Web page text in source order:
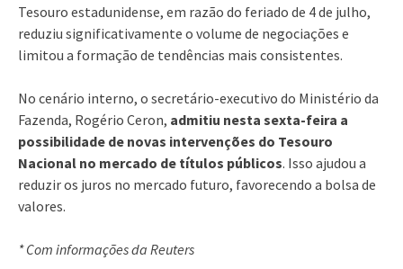
Tesouro estadunidense, em razão do feriado de 4 de julho,
reduziu significativamente o volume de negociações e
limitou a formação de tendências mais consistentes.
No cenário interno, o secretário-executivo do Ministério da
Fazenda, Rogério Ceron, admitiu nesta sexta-feira a
possibilidade de novas intervenções do Tesouro
Nacional no mercado de títulos públicos. Isso ajudou a
reduzir os juros no mercado futuro, favorecendo a bolsa de
valores.
* Com informações da Reuters